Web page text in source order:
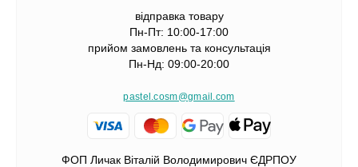
відправка товару
Пн-Пт: 10:00-17:00
прийом замовлень та консультація
Пн-Нд: 09:00-20:00
pastel.cosm@gmail.com
ФОП Личак Віталій Володимирович ЄДРПОУ